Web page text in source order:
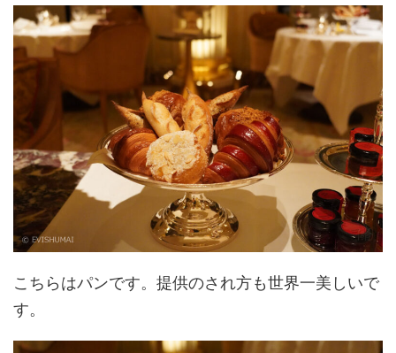
こちらはパンです。提供のされ方も世界一美しいで
す。